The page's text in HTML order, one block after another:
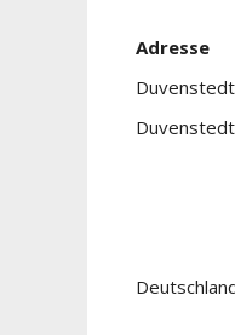
Adresse
Duvenstedt